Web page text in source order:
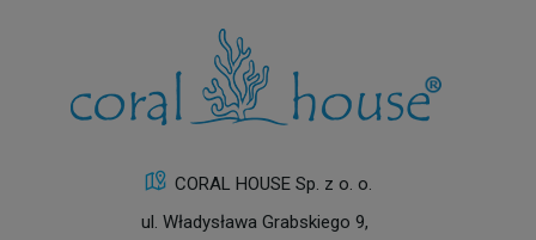
CORAL HOUSE Sp. z o. o.
ul. Władysława Grabskiego 9,